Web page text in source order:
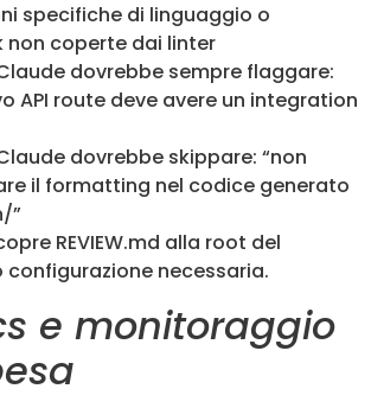
specifiche di linguaggio o
non coperte dai linter
dovrebbe sempre flaggare:
API route deve avere un integration
dovrebbe skippare: “non
il formatting nel codice generato
”
REVIEW.md alla root del
configurazione necessaria.
e monitoraggio